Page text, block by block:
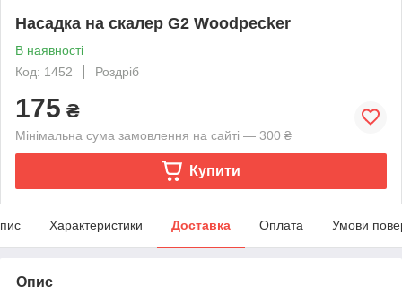
Насадка на скалер G2 Woodpecker
В наявності
Код: 1452
Роздріб
175 ₴
Мінімальна сума замовлення на сайті — 300 ₴
Купити
Характеристики Доставка Оплата Умови
Опис